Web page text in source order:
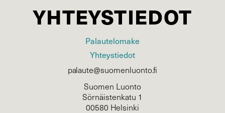
YHTEYSTIEDOT
Palautelomake
Yhteystiedot
palaute@suomenluonto.fi
Suomen Luonto
Sörnäistenkatu 1
00580 Helsinki